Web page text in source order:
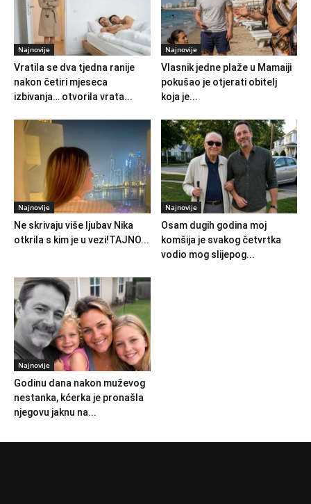
Najnovije
Vratila se dva tjedna ranije
nakon četiri mjeseca
izbivanja… otvorila vrata...
Najnovije
Vlasnik jedne plaže u Mamaiji
pokušao je otjerati obitelj
koja je...
Najnovije
Ne skrivaju više ljubav Nika
otkrila s kim je u vezi!TAJNO...
Najnovije
Osam dugih godina moj
komšija je svakog četvrtka
vodio mog slijepog...
Najnovije
Godinu dana nakon muževog
nestanka, kćerka je pronašla
njegovu jaknu na...